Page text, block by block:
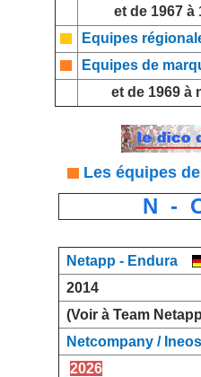
et de 1967 à
Equipes
Equipes de
et de 1969 à
Les équipes
N -
Netapp - Endura
2014
(Voir à Team
Netcompany /
2026